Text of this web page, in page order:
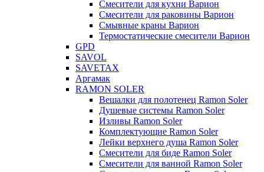
Смесители для кухни Варион
Смесители для раковины Варион
Смывные краны Варион
Термостатические смесители Варион
GPD
SAVOL
SAVETAX
Аргамак
RAMON SOLER
Вешалки для полотенец Ramon Soler
Душевые системы Ramon Soler
Изливы Ramon Soler
Комплектующие Ramon Soler
Лейки верхнего душа Ramon Soler
Смесители для биде Ramon Soler
Смесители для ванной Ramon Soler